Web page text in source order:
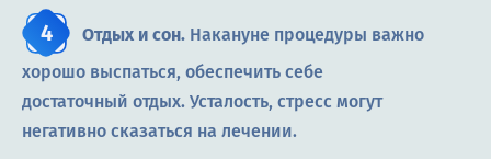
Отдых и сон. Накануне процедуры важно
хорошо выспаться, обеспечить себе
достаточный отдых. Усталость, стресс могут
негативно сказаться на лечении.